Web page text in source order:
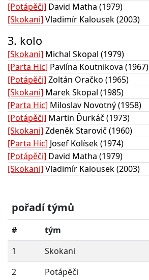
[Potápěči] David Matha (1979)
[Skokani] Vladimír Kalousek (2003)
3. kolo
[Skokani] Michal Skopal (1979)
[Parta Hic] Pavlína Koutnikova (1967)
[Potápěči] Zoltán Oračko (1965)
[Skokani] Marek Skopal (1985)
[Parta Hic] Miloslav Novotný (1958)
[Potápěči] Martin Ďurkáč (1973)
[Skokani] Zdeněk Starovič (1960)
[Parta Hic] Josef Kolísek (1974)
[Potápěči] David Matha (1979)
[Skokani] Vladimír Kalousek (2003)
pořadí týmů
# tým
1
Skokani
2
Potápěči